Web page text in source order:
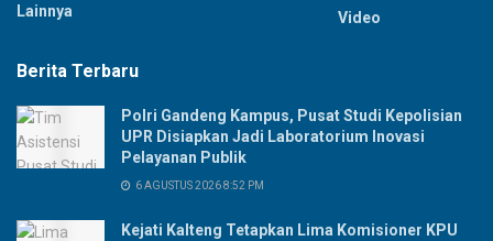
Lainnya
Video
Berita Terbaru
Polri Gandeng Kampus, Pusat Studi Kepolisian
UPR Disiapkan Jadi Laboratorium Inovasi
Pelayanan Publik
6 AGUSTUS 2026 8:52 PM
Kejati Kalteng Tetapkan Lima Komisioner KPU